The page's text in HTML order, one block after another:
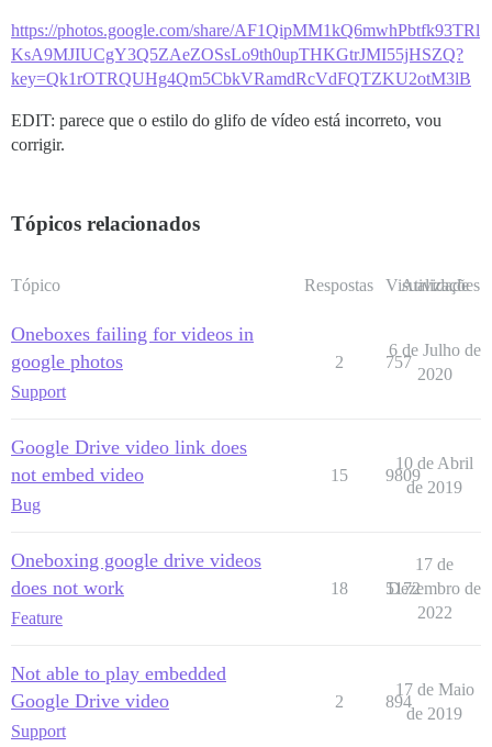
https://photos.google.com/share/AF1QipMM1kQ6mwhPbtfk93TRl
KsA9MJIUCgY3Q5ZAeZOSsLo9th0upTHKGtrJMI55jHSZQ?
key=Qk1rOTRQUHg4Qm5CbkVRamdRcVdFQTZKU2otM3lB
EDIT: parece que o estilo do glifo de vídeo está incorreto, vou
corrigir.
Tópicos relacionados
Tópico Respostas Visualizações
Atividade
Oneboxes failing for videos in
google photos
Support
2 757
6 de Julho de
2020
Google Drive video link does
not embed video
Bug
15 9809
10 de Abril
de 2019
Oneboxing google drive videos
does not work
Feature
18 5172
17 de
Dezembro de
2022
Not able to play embedded
Google Drive video
Support
2 894
17 de Maio
de 2019